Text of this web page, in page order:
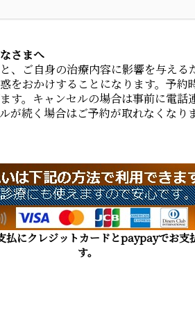
さまへ
、ご自身の治療内容に影響を与える
をおかけすることになります。予約
す。キャンセルの場合は事前に電話
が続く場合はご予約が取れなくなり
払にクレジットカードとpaypayでお支
す。